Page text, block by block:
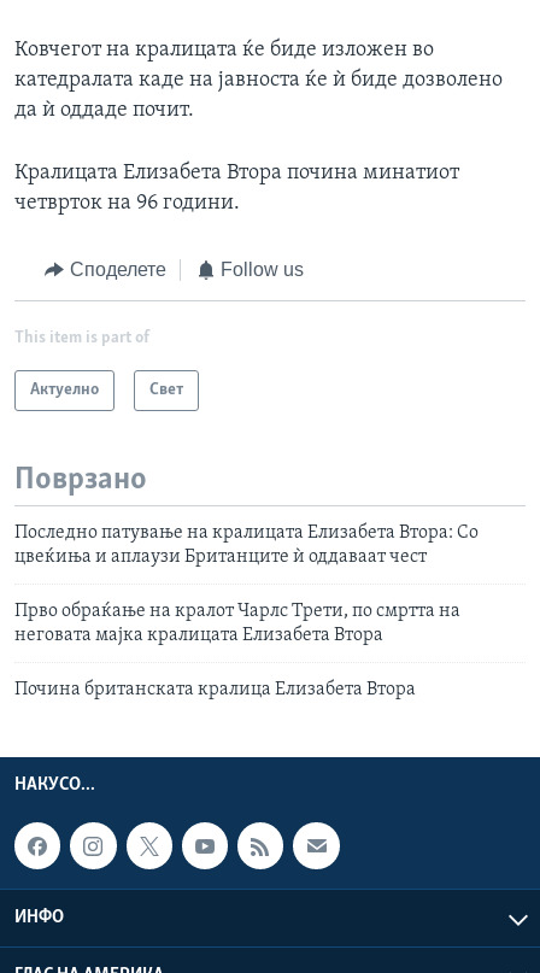
Ковчегот на кралицата ќе биде изложен во
катедралата каде на јавноста ќе ѝ биде дозволено
да ѝ оддаде почит.
Кралицата Елизабета Втора почина минатиот
четврток на 96 години.
Споделете Follow us
This item is part of
Актуелно Свет
Поврзано
Последно патување на кралицата Елизабета Втора: Со
цвеќиња и аплаузи Британците ѝ оддаваат чест
Прво обраќање на кралот Чарлс Трети, по смртта на
неговата мајка кралицата Елизабета Втора
Почина британската кралица Елизабета Втора
НАКУСО...
ИНФО